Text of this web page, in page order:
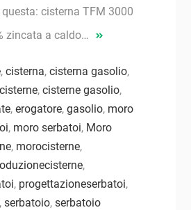
cisterna TFM 3000
zincata a caldo…
, cisterna, cisterna gasolio,
cisterne, cisterne gasolio,
, erogatore, gasolio, moro
, moro serbatoi, Moro
, morocisterne,
,
, progettazioneserbatoi,
, serbatoio, serbatoio